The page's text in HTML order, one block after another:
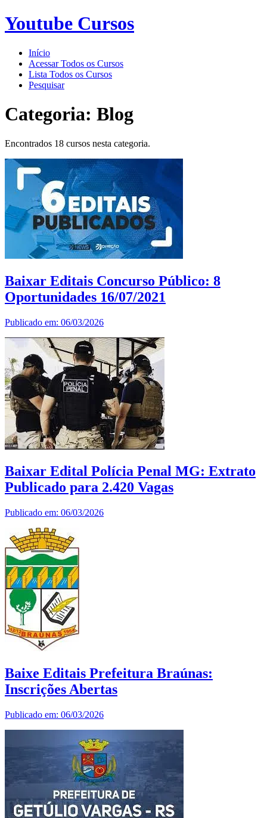
Youtube Cursos
Início
Acessar Todos os Cursos
Lista Todos os Cursos
Pesquisar
Categoria: Blog
Encontrados 18 cursos nesta categoria.
Baixar Editais Concurso Público: 8
Oportunidades 16/07/2021
Publicado em: 06/03/2026
Baixar Edital Polícia Penal MG: Extrato
Publicado para 2.420 Vagas
Publicado em: 06/03/2026
Baixe Editais Prefeitura Braúnas:
Inscrições Abertas
Publicado em: 06/03/2026